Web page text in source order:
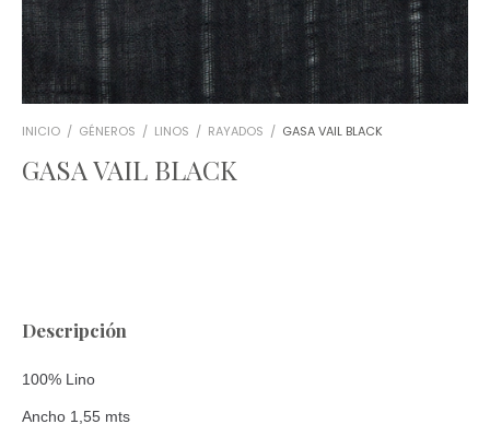
INICIO / GÉNEROS / LINOS / RAYADOS / GASA VAIL BLACK
GASA VAIL BLACK
Descripción
100% Lino
Ancho 1,55 mts